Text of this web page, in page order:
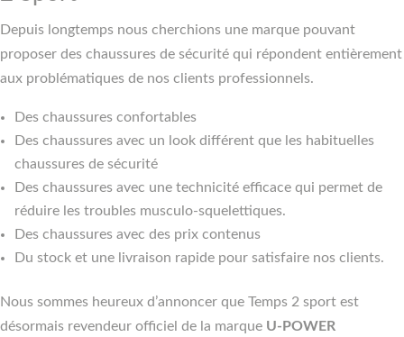
Depuis longtemps nous cherchions une marque pouvant
proposer des chaussures de sécurité qui répondent entièrement
aux problématiques de nos clients professionnels.
Des chaussures confortables
Des chaussures avec un look différent que les habituelles
chaussures de sécurité
Des chaussures avec une technicité efficace qui permet de
réduire les troubles musculo-squelettiques.
Des chaussures avec des prix contenus
Du stock et une livraison rapide pour satisfaire nos clients.
Nous sommes heureux d’annoncer que Temps 2 sport est
désormais revendeur officiel de la marque U-POWER